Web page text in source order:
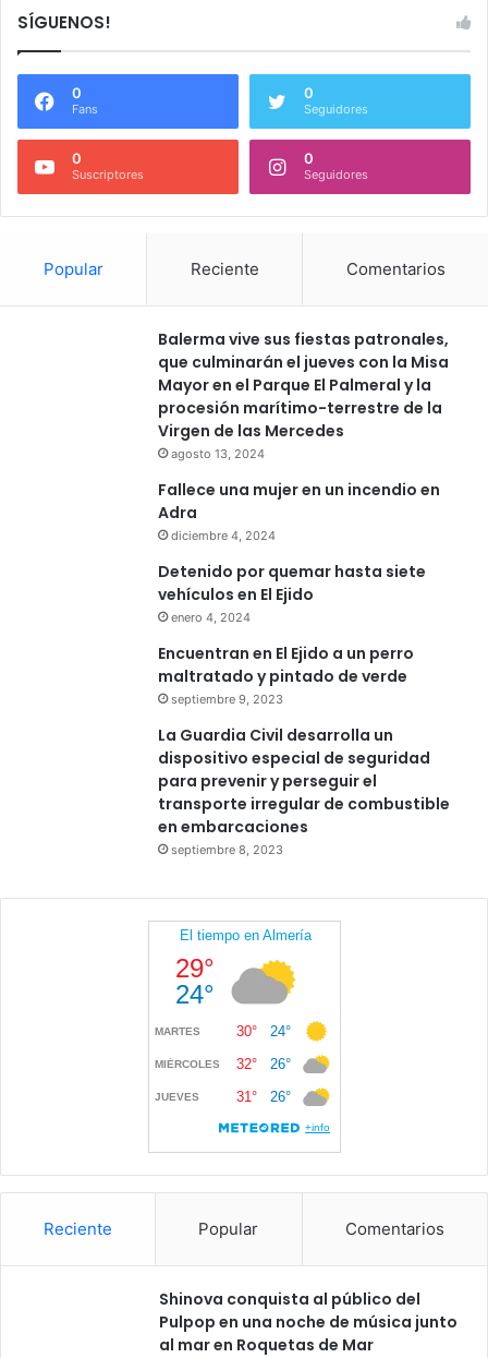
SÍGUENOS!
0
Fans
0
Seguidores
0
Suscriptores
0
Seguidores
Popular Reciente Comentarios
Balerma vive sus fiestas patronales,
que culminarán el jueves con la Misa
Mayor en el Parque El Palmeral y la
procesión marítimo-terrestre de la
Virgen de las Mercedes
agosto 13, 2024
Fallece una mujer en un incendio en
Adra
diciembre 4, 2024
Detenido por quemar hasta siete
vehículos en El Ejido
enero 4, 2024
Encuentran en El Ejido a un perro
maltratado y pintado de verde
septiembre 9, 2023
La Guardia Civil desarrolla un
dispositivo especial de seguridad
para prevenir y perseguir el
transporte irregular de combustible
en embarcaciones
septiembre 8, 2023
Reciente Popular Comentarios
Shinova conquista al público del
Pulpop en una noche de música junto
al mar en Roquetas de Mar